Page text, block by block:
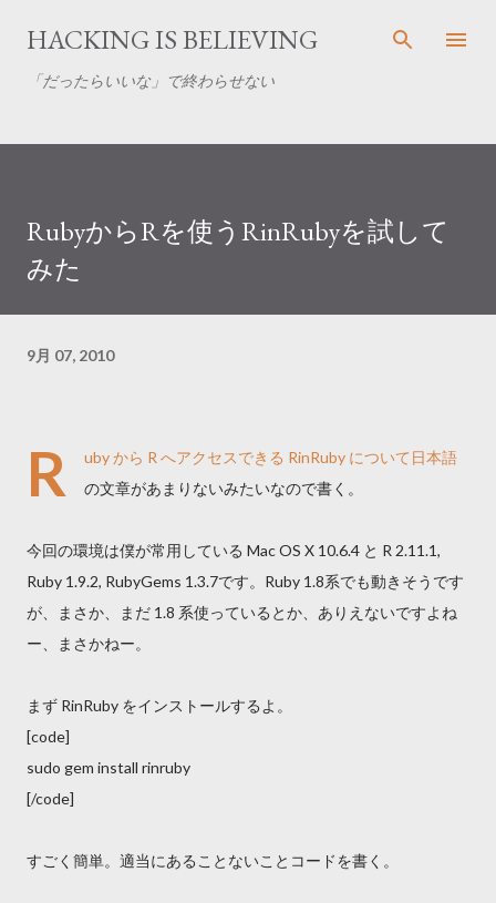
スキップしてメイン コンテンツに移動
HACKING IS BELIEVING
「だったらいいな」で終わらせない
RubyからRを使うRinRubyを試して
みた
9月 07, 2010
R uby から R へアクセスできる RinRuby について日本語
の文章があまりないみたいなので書く。
今回の環境は僕が常用している Mac OS X 10.6.4 と R 2.11.1,
Ruby 1.9.2, RubyGems 1.3.7です。Ruby 1.8系でも動きそうです
が、まさか、まだ 1.8 系使っているとか、ありえないですよね
ー、まさかねー。
まず RinRuby をインストールするよ。
[code]
sudo gem install rinruby
[/code]
すごく簡単。適当にあることないことコードを書く。